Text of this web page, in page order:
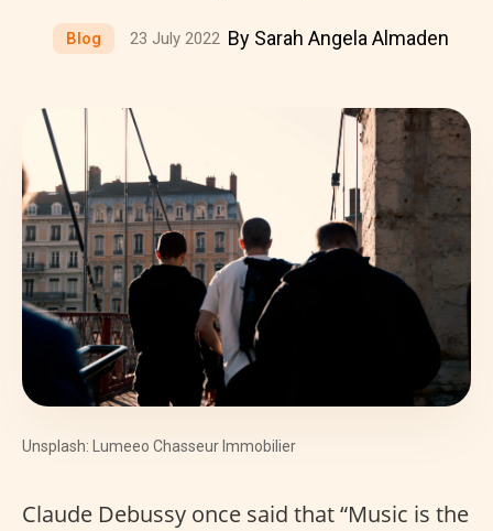
Blog 23 July 2022 By Sarah Angela Almaden
Unsplash: Lumeeo Chasseur Immobilier
Claude Debussy once said that “Music is the